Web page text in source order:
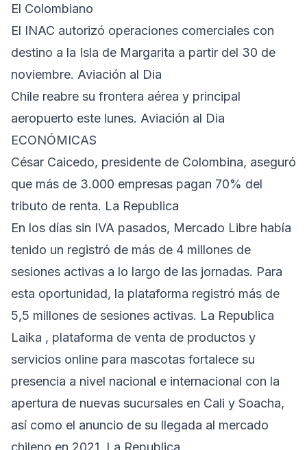
El Colombiano
El INAC autorizó operaciones comerciales con
destino a la Isla de Margarita a partir del 30 de
noviembre. Aviación al Dia
Chile reabre su frontera aérea y principal
aeropuerto este lunes. Aviación al Dia
ECONÓMICAS
César Caicedo, presidente de Colombina, aseguró
que más de 3.000 empresas pagan 70% del
tributo de renta. La Republica
En los días sin IVA pasados, Mercado Libre había
tenido un registró de más de 4 millones de
sesiones activas a lo largo de las jornadas. Para
esta oportunidad, la plataforma registró más de
5,5 millones de sesiones activas. La Republica
Laika , plataforma de venta de productos y
servicios online para mascotas fortalece su
presencia a nivel nacional e internacional con la
apertura de nuevas sucursales en Cali y Soacha,
así como el anuncio de su llegada al mercado
chileno en 2021. La Republica